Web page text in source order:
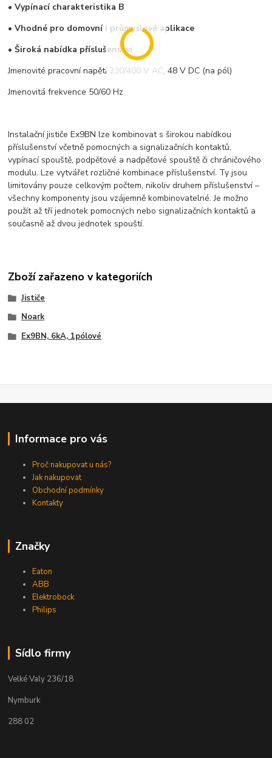
• Vypínací charakteristika B
• Vhodné pro domovní i průmyslové aplikace
• Široká nabídka příslušenství
Jmenovité pracovní napětí 230/400 V AC, 48 V DC (na pól)
Jmenovitá frekvence 50/60 Hz
Instalační jističe Ex9BN lze kombinovat s širokou nabídkou
příslušenství včetně pomocných a signalizačních kontaktů,
vypínací spouště, podpěťové a nadpěťové spouště či chráničového
modulu. Lze vytvářet rozličné kombinace příslušenství. Ty jsou
limitovány pouze celkovým počtem, nikoliv druhem příslušenství –
všechny komponenty jsou vzájemně kombinovatelné. Je možno
použít až tří jednotek pomocných nebo signalizačních kontaktů a
současně až dvou jednotek spouští.
Zboží zařazeno v kategoriích
Jističe
Noark
Ex9BN, 6kA, 1pólové
Informace pro vás
Proč nakupovat u nás?
Jak nakupovat
Obchodní podmínky
Kontakty
Značky
Eaton
ABB
Elektrobock
Philips
Sídlo firmy
Velké Valy 236/18
Nymburk
288 02